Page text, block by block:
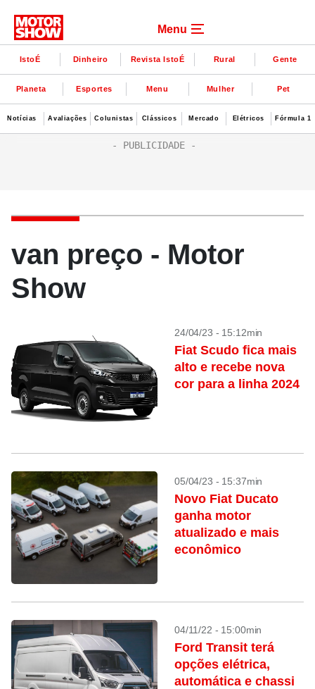
Menu
IstoÉ Dinheiro Revista IstoÉ Rural Gente
Planeta Esportes Menu Mulher Pet
Notícias Avaliações Colunistas Clássicos Mercado Elétricos Fórmula 1
van preço - Motor
Show
24/04/23 - 15:12min
Fiat Scudo fica mais
alto e recebe nova
cor para a linha 2024
05/04/23 - 15:37min
Novo Fiat Ducato
ganha motor
atualizado e mais
econômico
04/11/22 - 15:00min
Ford Transit terá
opções elétrica,
automática e chassi